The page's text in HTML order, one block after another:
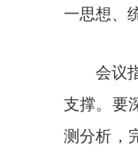
一思想、
会议
支撑。要
测分析，